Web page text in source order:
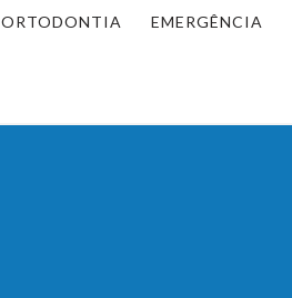
ORTODONTIA EMERGÊNCIA